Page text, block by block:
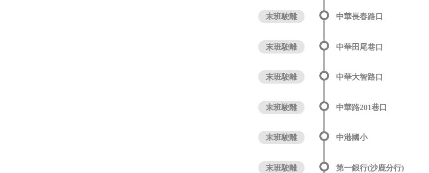
末班駛離 中華長春路口
末班駛離 中華田尾巷口
末班駛離 中華大智路口
末班駛離 中華路201巷口
末班駛離 中港國小
末班駛離 第一銀行(沙鹿分行)